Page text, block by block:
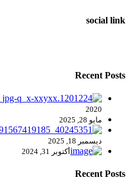
social link
Recent Posts
2020
مايو 28, 2025
ديسمبر 18, 2025
أكتوبر 31, 2024
Recent Posts